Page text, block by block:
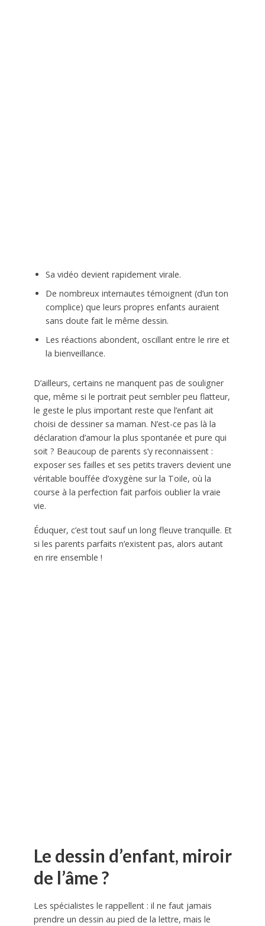
Sa vidéo devient rapidement virale.
De nombreux internautes témoignent (d’un ton
complice) que leurs propres enfants auraient
sans doute fait le même dessin.
Les réactions abondent, oscillant entre le rire et
la bienveillance.
D’ailleurs, certains ne manquent pas de souligner
que, même si le portrait peut sembler peu flatteur,
le geste le plus important reste que l’enfant ait
choisi de dessiner sa maman. N’est-ce pas là la
déclaration d’amour la plus spontanée et pure qui
soit ? Beaucoup de parents s’y reconnaissent :
exposer ses failles et ses petits travers devient une
véritable bouffée d’oxygène sur la Toile, où la
course à la perfection fait parfois oublier la vraie
vie.
Éduquer, c’est tout sauf un long fleuve tranquille. Et
si les parents parfaits n’existent pas, alors autant
en rire ensemble !
Le dessin d’enfant, miroir
de l’âme ?
Les spécialistes le rappellent : il ne faut jamais
prendre un dessin au pied de la lettre, mais le